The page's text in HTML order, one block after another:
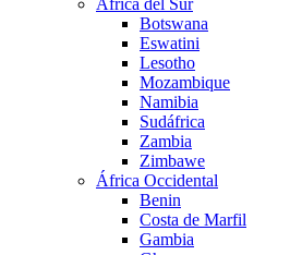
Botswana
Eswatini
Lesotho
Mozambique
Namibia
Sudáfrica
Zambia
Zimbawe
África Occidental
Benin
Costa de Marfil
Gambia